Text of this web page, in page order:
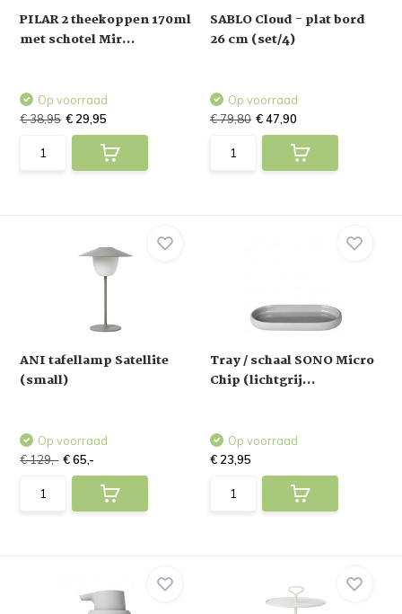
PILAR 2 theekoppen 170ml
met schotel Mir...
Op voorraad
€ 38,95 € 29,95
SABLO Cloud - plat bord
26 cm (set/4)
Op voorraad
€ 79,80 € 47,90
ANI tafellamp Satellite
(small)
Op voorraad
€ 129,- € 65,-
Tray / schaal SONO Micro
Chip (lichtgrij...
Op voorraad
€ 23,95